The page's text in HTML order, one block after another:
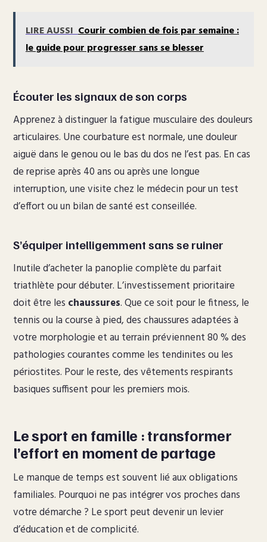
LIRE AUSSI Courir combien de fois par semaine :
le guide pour progresser sans se blesser
Écouter les signaux de son corps
Apprenez à distinguer la fatigue musculaire des douleurs
articulaires. Une courbature est normale, une douleur
aiguë dans le genou ou le bas du dos ne l’est pas. En cas
de reprise après 40 ans ou après une longue
interruption, une visite chez le médecin pour un test
d’effort ou un bilan de santé est conseillée.
S’équiper intelligemment sans se ruiner
Inutile d’acheter la panoplie complète du parfait
triathlète pour débuter. L’investissement prioritaire
doit être les chaussures. Que ce soit pour le fitness, le
tennis ou la course à pied, des chaussures adaptées à
votre morphologie et au terrain préviennent 80 % des
pathologies courantes comme les tendinites ou les
périostites. Pour le reste, des vêtements respirants
basiques suffisent pour les premiers mois.
Le sport en famille : transformer
l’effort en moment de partage
Le manque de temps est souvent lié aux obligations
familiales. Pourquoi ne pas intégrer vos proches dans
votre démarche ? Le sport peut devenir un levier
d’éducation et de complicité.